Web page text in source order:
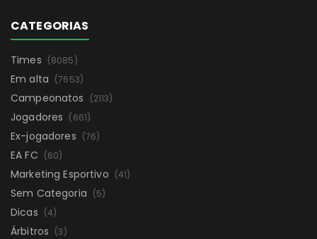
CATEGORIAS
Times (8085)
Em alta (7653)
Campeonatos (2113)
Jogadores (661)
Ex-jogadores (76)
EA FC (60)
Marketing Esportivo (41)
Sem Categoria (5)
Dicas (4)
Árbitros (3)